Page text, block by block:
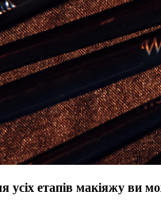
усіх етапів макіяжу ви